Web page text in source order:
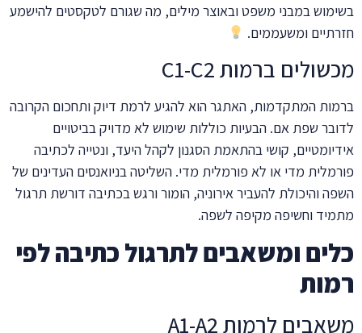
בשימוש במבני משפט ובאוצר מילים, מה שגורם לטקסטים להישמע
חזרתיים ומשעממים.
מכשולים ברמות C1-C2
ברמות המתקדמות, האתגר הוא להגיע לרמת דיוק ותחכום הקרובה
לדובר שפת אם. הבעיות כוללות שימוש לא מדויק בביטויים
אידיומטיים, קושי בהתאמת הסגנון לקהל היעד, ונטייה לכתיבה
פורמלית מדי או לא פורמלית מדי. השליטה בניואנסים העדינים של
השפה והיכולת להעביר אירוניה, הומור ורגש בכתיבה דורשת תרגול
מתמיד וחשיפה מקיפה לשפה.
כלים ומשאבים לתרגול כתיבה לפי
רמות
משאבים לרמות A1-A2